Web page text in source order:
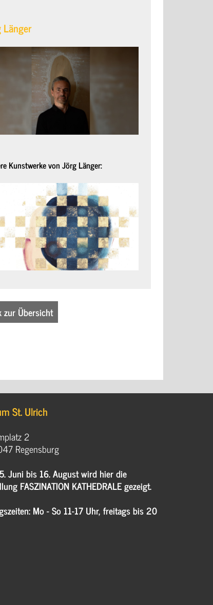
Kunstwerke von Jörg Länger:
zur Übersicht
St. Ulrich
2
Regensburg
Juni bis 16. August wird hier die
FASZINATION KATHEDRALE gezeigt.
Mo - So 11-17 Uhr, freitags bis 20